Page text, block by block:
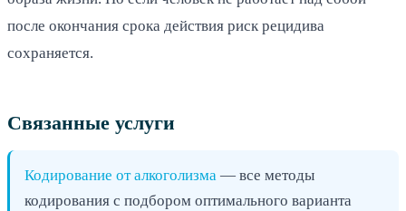
после окончания срока действия риск рецидива
сохраняется.
Связанные услуги
Кодирование от алкоголизма — все методы
кодирования с подбором оптимального варианта